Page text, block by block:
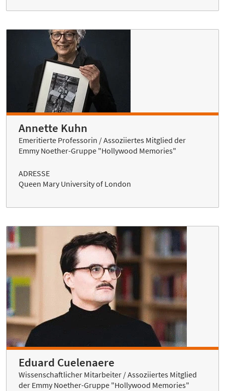
Annette Kuhn
Emeritierte Professorin / Assoziiertes Mitglied der
Emmy Noether-Gruppe "Hollywood Memories"
ADRESSE
Queen Mary University of London
Eduard Cuelenaere
Wissenschaftlicher Mitarbeiter / Assoziiertes Mitglied
der Emmy Noether-Gruppe "Hollywood Memories"